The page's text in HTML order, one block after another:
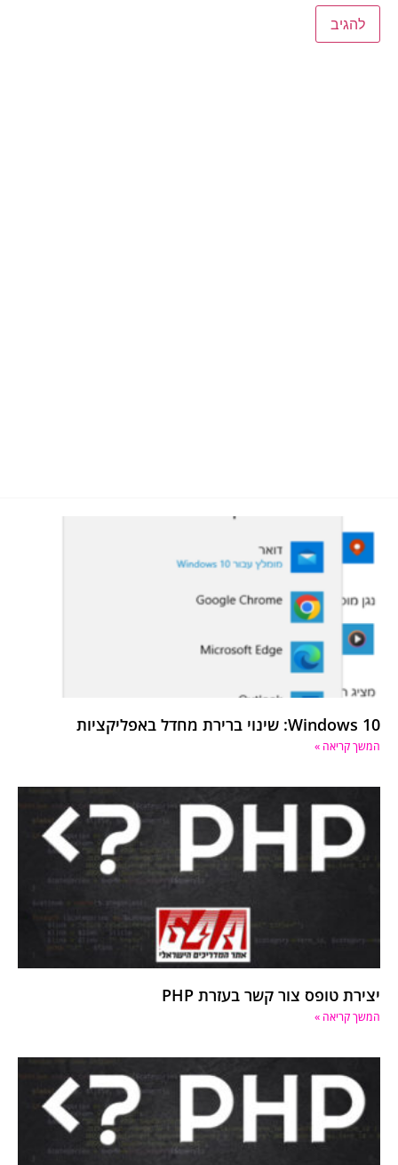
Windows 10: שינוי ברירת מחדל באפליקציות
המשך קריאה »
יצירת טופס צור קשר בעזרת PHP
המשך קריאה »